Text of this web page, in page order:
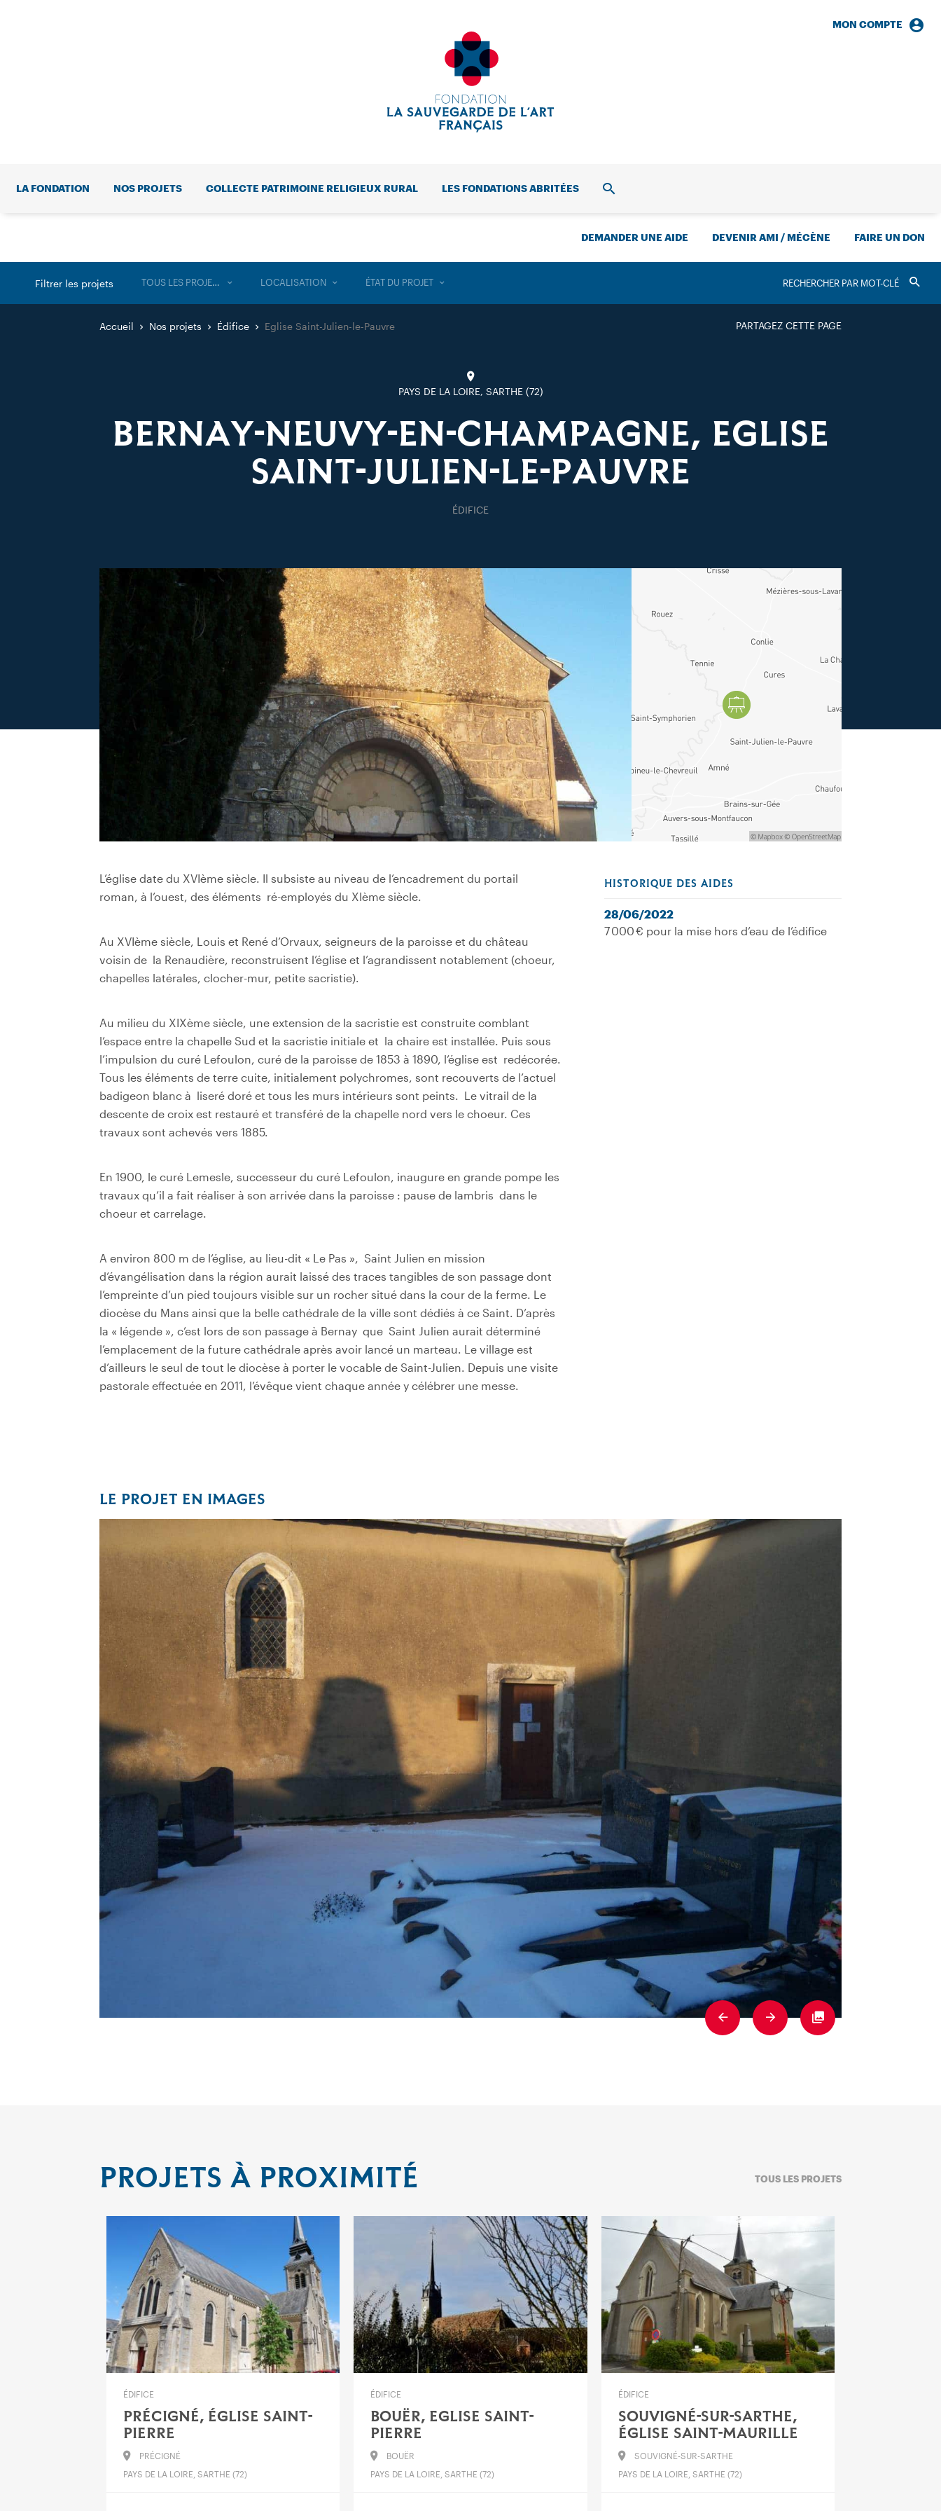
MON COMPTE
LA FONDATION NOS PROJETS COLLECTE PATRIMOINE RELIGIEUX RURAL LES FONDATIONS ABRITÉES RECHERCHE
DEMANDER UNE AIDE DEVENIR AMI / MÉCÈNE FAIRE UN DON
Filtrer les projets
Valider
TOUS LES PROJETS LOCALISATION ÉTAT DU PROJET
PARTAGEZ CETTE PAGE
Accueil Nos projets Édifice Eglise Saint-Julien-le-Pauvre
PAYS DE LA LOIRE, SARTHE (72)
BERNAY-NEUVY-EN-CHAMPAGNE, EGLISE
SAINT-JULIEN-LE-PAUVRE
ÉDIFICE
L’église date du XVIème siècle. Il subsiste au niveau de l’encadrement du portail
roman, à l’ouest, des éléments ré-employés du XIème siècle.
Au XVIème siècle, Louis et René d’Orvaux, seigneurs de la paroisse et du château
voisin de la Renaudière, reconstruisent l’église et l’agrandissent notablement (choeur,
chapelles latérales, clocher-mur, petite sacristie).
Au milieu du XIXème siècle, une extension de la sacristie est construite comblant
l’espace entre la chapelle Sud et la sacristie initiale et la chaire est installée. Puis sous
l’impulsion du curé Lefoulon, curé de la paroisse de 1853 à 1890, l’église est redécorée.
Tous les éléments de terre cuite, initialement polychromes, sont recouverts de l’actuel
badigeon blanc à liseré doré et tous les murs intérieurs sont peints. Le vitrail de la
descente de croix est restauré et transféré de la chapelle nord vers le choeur. Ces
travaux sont achevés vers 1885.
En 1900, le curé Lemesle, successeur du curé Lefoulon, inaugure en grande pompe les
travaux qu’il a fait réaliser à son arrivée dans la paroisse : pause de lambris dans le
choeur et carrelage.
A environ 800 m de l’église, au lieu-dit « Le Pas », Saint Julien en mission
d’évangélisation dans la région aurait laissé des traces tangibles de son passage dont
l’empreinte d’un pied toujours visible sur un rocher situé dans la cour de la ferme. Le
diocèse du Mans ainsi que la belle cathédrale de la ville sont dédiés à ce Saint. D’après
la « légende », c’est lors de son passage à Bernay que Saint Julien aurait déterminé
l’emplacement de la future cathédrale après avoir lancé un marteau. Le village est
d’ailleurs le seul de tout le diocèse à porter le vocable de Saint-Julien. Depuis une visite
pastorale effectuée en 2011, l’évêque vient chaque année y célébrer une messe.
HISTORIQUE DES AIDES
28/06/2022
7 000 € pour la mise hors d’eau de l’édifice
LE PROJET EN IMAGES
PreviousNext Fullscreen
TOUS LES PROJETS
PROJETS À PROXIMITÉ
ÉDIFICE
PRÉCIGNÉ, ÉGLISE SAINT-
PIERRE
PRÉCIGNÉ
PAYS DE LA LOIRE, SARTHE (72)
ÉDIFICE
BOUËR, EGLISE SAINT-
PIERRE
BOUËR
PAYS DE LA LOIRE, SARTHE (72)
ÉDIFICE
SOUVIGNÉ-SUR-SARTHE,
ÉGLISE SAINT-MAURILLE
SOUVIGNÉ-SUR-SARTHE
PAYS DE LA LOIRE, SARTHE (72)